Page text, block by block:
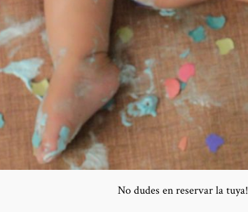
No dudes en reservar la tuya!